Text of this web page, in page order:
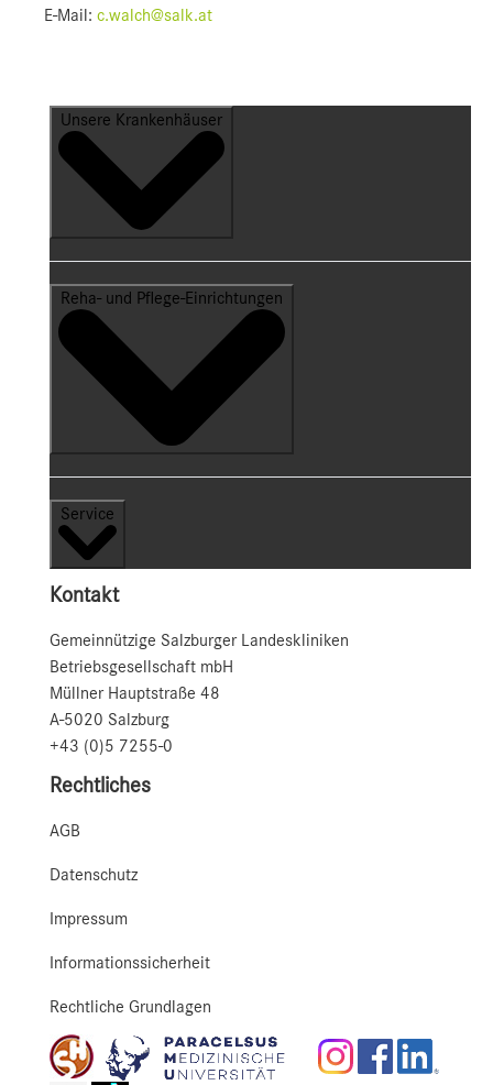
E-Mail: c.walch@salk.at
Unsere Krankenhäuser
Reha- und Pflege-Einrichtungen
Service
Kontakt
Gemeinnützige Salzburger Landeskliniken
Betriebsgesellschaft mbH
Müllner Hauptstraße 48
A-5020 Salzburg
+43 (0)5 7255-0
Rechtliches
AGB
Datenschutz
Impressum
Informationssicherheit
Rechtliche Grundlagen